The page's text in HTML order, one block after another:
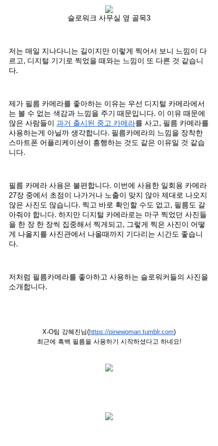
슬로워크 사무실 옆 골목3
저는 매일 지나다니는 길이지만 이렇게 찍어서 보니 느낌이 다
르고, 디지털 기기로 찍었을 때와는 느낌이 또 다른 것 같습니
다.
제가 필름 카메라를 좋아하는 이유는 우선 디지털 카메라에서
는 볼 수 없는 색감과 느낌을 주기 때문입니다. 이 이유 때문에
많은 사람들이 과거 출시된 중고 카메라를 사고, 필름 카메라를
사용하는게 아닐까 생각합니다. 필름카메라의 느낌을 장착한
스마트폰 어플리케이션이 흥행하는 것도 같은 이유일 것 같습
니다.
필름 카메라 사용은 불편합니다. 이번에 사용한 일회용 카메라
27장 중에서 초점이 나가거나 노출이 맞지 않아 제대로 나오지
않은 사진도 많습니다. 찍고 바로 확인할 수도 없고, 필름도 갈
아줘야 합니다. 하지만 디지털 카메라로는 마구 찍었던 사진들
을 한 장 한 장씩 집중해서 찍게되고, 그렇게 찍은 사진이 어떻
게 나올지를 사진관에서 나올때까지 기다리는 시간도 좋습니
다.
저처럼 필름카메라를 좋아하고 사용하는 슬로워커들의 사진을
소개합니다.
X-O팀 강혜진님(https://pinewoman.tumblr.com)
최근에 흑백 필름을 사용하기 시작하셨다고 하네요!